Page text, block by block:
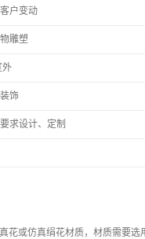
户变动
雕塑
外
饰
求设计、定制
花或仿真绢花材质，材质需要